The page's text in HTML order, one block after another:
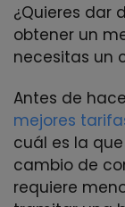
¿Quieres dar
obtener un
necesitas un
Antes de
mejores
cuál es la
cambio de
requiere